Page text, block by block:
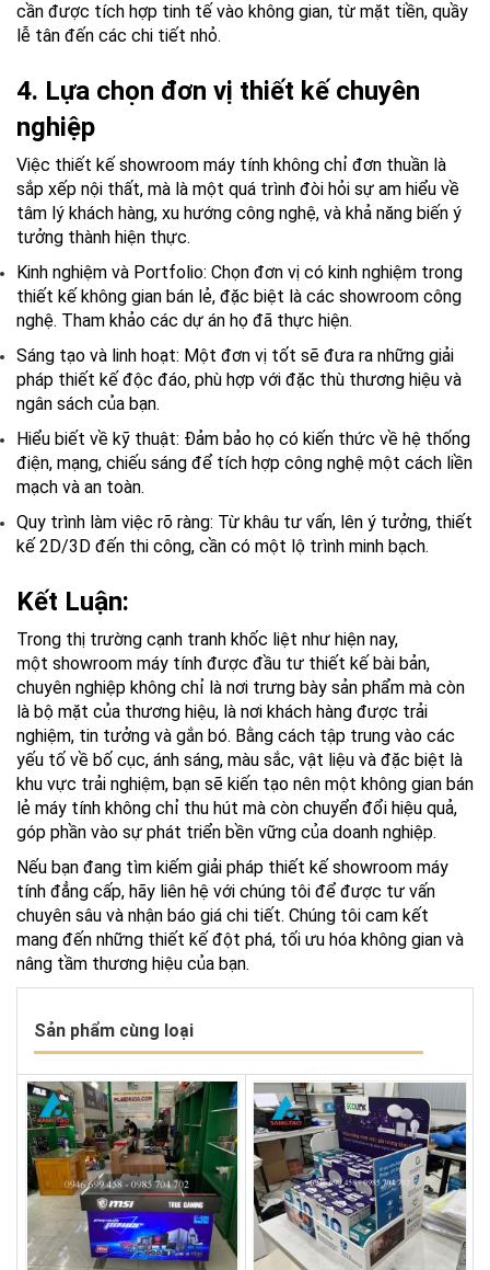
cần được tích hợp tinh tế vào không gian, từ mặt tiền, quầy
lễ tân đến các chi tiết nhỏ.
4. Lựa chọn đơn vị thiết kế chuyên
nghiệp
Việc thiết kế showroom máy tính không chỉ đơn thuần là
sắp xếp nội thất, mà là một quá trình đòi hỏi sự am hiểu về
tâm lý khách hàng, xu hướng công nghệ, và khả năng biến ý
tưởng thành hiện thực.
Kinh nghiệm và Portfolio: Chọn đơn vị có kinh nghiệm trong
thiết kế không gian bán lẻ, đặc biệt là các showroom công
nghệ. Tham khảo các dự án họ đã thực hiện.
Sáng tạo và linh hoạt: Một đơn vị tốt sẽ đưa ra những giải
pháp thiết kế độc đáo, phù hợp với đặc thù thương hiệu và
ngân sách của bạn.
Hiểu biết về kỹ thuật: Đảm bảo họ có kiến thức về hệ thống
điện, mạng, chiếu sáng để tích hợp công nghệ một cách liền
mạch và an toàn.
Quy trình làm việc rõ ràng: Từ khâu tư vấn, lên ý tưởng, thiết
kế 2D/3D đến thi công, cần có một lộ trình minh bạch.
Kết Luận:
Trong thị trường cạnh tranh khốc liệt như hiện nay,
một showroom máy tính được đầu tư thiết kế bài bản,
chuyên nghiệp không chỉ là nơi trưng bày sản phẩm mà còn
là bộ mặt của thương hiệu, là nơi khách hàng được trải
nghiệm, tin tưởng và gắn bó. Bằng cách tập trung vào các
yếu tố về bố cục, ánh sáng, màu sắc, vật liệu và đặc biệt là
khu vực trải nghiệm, bạn sẽ kiến tạo nên một không gian bán
lẻ máy tính không chỉ thu hút mà còn chuyển đổi hiệu quả,
góp phần vào sự phát triển bền vững của doanh nghiệp.
Nếu bạn đang tìm kiếm giải pháp thiết kế showroom máy
tính đẳng cấp, hãy liên hệ với chúng tôi để được tư vấn
chuyên sâu và nhận báo giá chi tiết. Chúng tôi cam kết
mang đến những thiết kế đột phá, tối ưu hóa không gian và
nâng tầm thương hiệu của bạn.
Sản phẩm cùng loại